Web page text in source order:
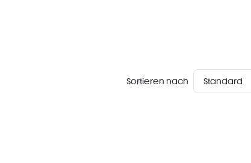
Sortieren nach Standard